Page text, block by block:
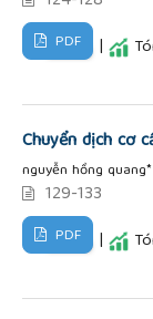
PDF |
Chuyển dịch cơ
nguyễn hồng quang*
129-133
PDF |